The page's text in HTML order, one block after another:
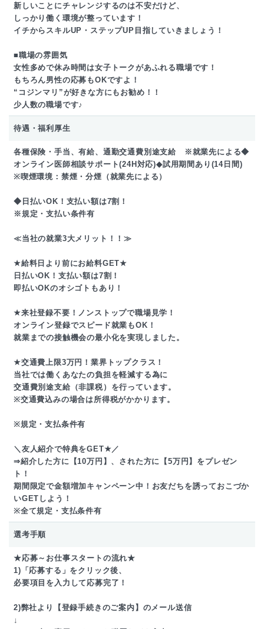
新しいことにチャレンジするのは不安だけど、
しっかり働く環境が整っています！
イチからスキルUP・ステップUP目指していきましょう！
■職場の雰囲気
女性多めで休み時間は女子トークがあふれる職場です！
もちろん男性の応募もOKですよ！
“コジンマリ”が好きな方にもお勧め！！
少人数の職場です♪
待遇・福利厚生
各種保険・手当、有給、通勤交通費別途支給 ※就業先による◆
オンライン医師相談サポート(24H対応)◆試用期間あり(14日間)
※喫煙環境：禁煙・分煙（就業先による）
◆日払いOK！支払い額は7割！
※規定・支払い条件有
≪当社の就業3大メリット！！≫
★給料日より前にお給料GET★
日払いOK！支払い額は7割！
即払いOKのオシゴトもあり！
★来社登録不要！ノンストップで職場見学！
オンライン登録でスピード就業もOK！
就業までの接触機会の最小化を実現しました。
★交通費上限3万円！業界トップクラス！
当社では働くあなたの負担を軽減する為に
交通費別途支給（非課税）を行っています。
※交通費込みの場合は所得税がかかります。
※規定・支払条件有
＼友人紹介で特典をGET★／
⇒紹介した方に【10万円】、された方に【5万円】をプレゼン
ト！
期間限定で金額増加キャンペーン中！お友だちを誘っておこづか
いGETしよう！
※全て規定・支払条件有
選考手順
★応募～お仕事スタートの流れ★
1)「応募する」をクリック後、
必要項目を入力して応募完了！
2)弊社より【登録手続きのご案内】のメール送信
↓